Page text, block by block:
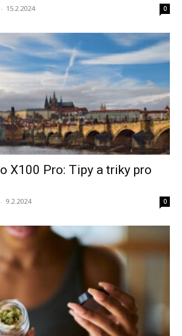
- 15.2.2024 0
X100 Pro: Tipy a triky pro
- 9.2.2024 0